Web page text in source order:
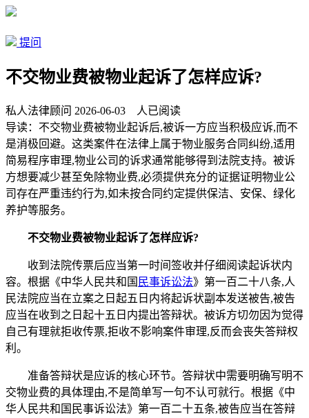
提问
不交物业费被物业起诉了怎样应诉?
私人法律顾问 2026-06-03
人已阅读
导读： 不交物业费被物业起诉后,被诉一方应当积极应诉,而不
是消极回避。这类案件在法律上属于物业服务合同纠纷,适用
简易程序审理,物业公司的诉求通常能够得到法院支持。被诉
方想要减少甚至免除物业费,必须提供充分的证据证明物业公
司存在严重违约行为,如未按合同约定提供保洁、安保、绿化
养护等服务。
不交物业费被物业起诉了怎样应诉?
收到法院传票后应当第一时间签收并仔细阅读起诉状内
容。根据《中华人民共和国 民事诉讼法》第一百二十八条,人
民法院应当在立案之日起五日内将起诉状副本发送被告,被告
应当在收到之日起十五日内提出答辩状。被诉方切勿因为觉得
自己有理就拒收传票,拒收不影响案件审理,反而会丧失答辩权
利。
准备答辩状是应诉的核心环节。答辩状中需要明确写明不
交物业费的具体理由,不是简单写一句不认可就行。根据《中
华人民共和国民事诉讼法》第一百二十五条,被告应当在答辩